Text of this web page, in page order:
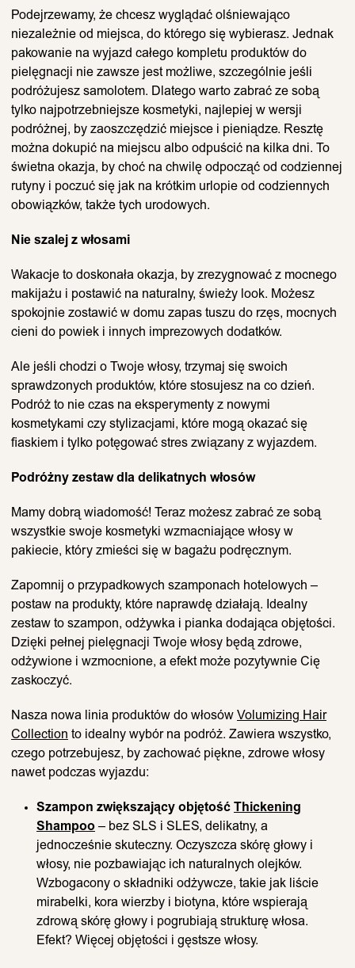
Podejrzewamy, że chcesz wyglądać olśniewająco
niezależnie od miejsca, do którego się wybierasz. Jednak
pakowanie na wyjazd całego kompletu produktów do
pielęgnacji nie zawsze jest możliwe, szczególnie jeśli
podróżujesz samolotem. Dlatego warto zabrać ze sobą
tylko najpotrzebniejsze kosmetyki, najlepiej w wersji
podróżnej, by zaoszczędzić miejsce i pieniądze. Resztę
można dokupić na miejscu albo odpuścić na kilka dni. To
świetna okazja, by choć na chwilę odpocząć od codziennej
rutyny i poczuć się jak na krótkim urlopie od codziennych
obowiązków, także tych urodowych.
Nie szalej z włosami
Wakacje to doskonała okazja, by zrezygnować z mocnego
makijażu i postawić na naturalny, świeży look. Możesz
spokojnie zostawić w domu zapas tuszu do rzęs, mocnych
cieni do powiek i innych imprezowych dodatków.
Ale jeśli chodzi o Twoje włosy, trzymaj się swoich
sprawdzonych produktów, które stosujesz na co dzień.
Podróż to nie czas na eksperymenty z nowymi
kosmetykami czy stylizacjami, które mogą okazać się
fiaskiem i tylko potęgować stres związany z wyjazdem.
Podróżny zestaw dla delikatnych włosów
Mamy dobrą wiadomość! Teraz możesz zabrać ze sobą
wszystkie swoje kosmetyki wzmacniające włosy w
pakiecie, który zmieści się w bagażu podręcznym.
Zapomnij o przypadkowych szamponach hotelowych –
postaw na produkty, które naprawdę działają. Idealny
zestaw to szampon, odżywka i pianka dodająca objętości.
Dzięki pełnej pielęgnacji Twoje włosy będą zdrowe,
odżywione i wzmocnione, a efekt może pozytywnie Cię
zaskoczyć.
Nasza nowa linia produktów do włosów Volumizing Hair
Collection to idealny wybór na podróż. Zawiera wszystko,
czego potrzebujesz, by zachować piękne, zdrowe włosy
nawet podczas wyjazdu:
Szampon zwiększający objętość
Thickening
Shampoo – bez SLS i SLES, delikatny, a
jednocześnie skuteczny. Oczyszcza skórę głowy i
włosy, nie pozbawiając ich naturalnych olejków.
Wzbogacony o składniki odżywcze, takie jak liście
mirabelki, kora wierzby i biotyna, które wspierają
zdrową skórę głowy i pogrubiają strukturę włosa.
Efekt? Więcej objętości i gęstsze włosy.